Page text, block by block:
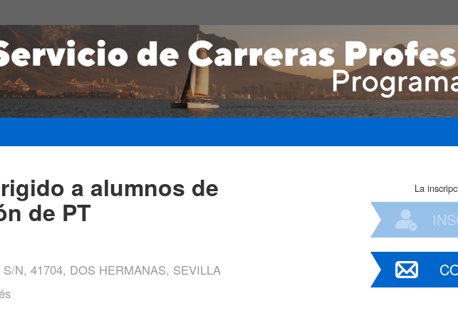
a alumnos de
de PT
N, 41704, DOS HERMANAS, SEVILLA
La